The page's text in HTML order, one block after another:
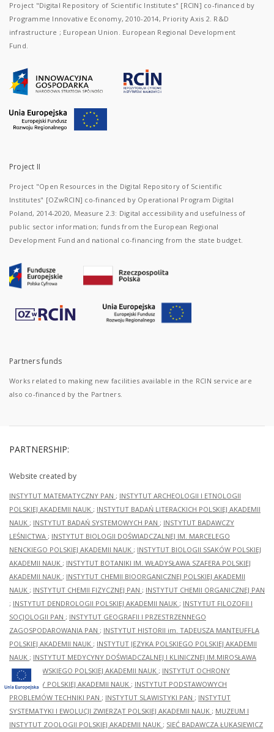
Project "Digital Repository of Scientific Institutes" [RCIN] co-financed by
Programme Innovative Economy, 2010-2014, Priority Axis 2. R&D
infrastructure ; European Union. European Regional Development
Fund.
Project II
Project "Open Resources in the Digital Repository of Scientific
Institutes" [OZwRCIN] co-financed by Operational Program Digital
Poland, 2014-2020, Measure 2.3: Digital accessibility and usefulness of
public sector information; funds from the European Regional
Development Fund and national co-financing from the state budget.
Partners funds
Works related to making new facilities available in the RCIN service are
also co-financed by the Partners.
PARTNERSHIP:
Website created by
INSTYTUT MATEMATYCZNY PAN ; INSTYTUT ARCHEOLOGII I ETNOLOGII
POLSKIEJ AKADEMII NAUK ; INSTYTUT BADAŃ LITERACKICH POLSKIEJ AKADEMII
NAUK ; INSTYTUT BADAŃ SYSTEMOWYCH PAN ; INSTYTUT BADAWCZY
LEŚNICTWA ; INSTYTUT BIOLOGII DOŚWIADCZALNEJ IM. MARCELEGO
NENCKIEGO POLSKIEJ AKADEMII NAUK ; INSTYTUT BIOLOGII SSAKÓW POLSKIEJ
AKADEMII NAUK ; INSTYTUT BOTANIKI IM. WŁADYSŁAWA SZAFERA POLSKIEJ
AKADEMII NAUK ; INSTYTUT CHEMII BIOORGANICZNEJ POLSKIEJ AKADEMII
NAUK ; INSTYTUT CHEMII FIZYCZNEJ PAN ; INSTYTUT CHEMII ORGANICZNEJ PAN
; INSTYTUT DENDROLOGII POLSKIEJ AKADEMII NAUK ; INSTYTUT FILOZOFII I
SOCJOLOGII PAN ; INSTYTUT GEOGRAFII I PRZESTRZENNEGO
ZAGOSPODAROWANIA PAN ; INSTYTUT HISTORII im. TADEUSZA MANTEUFFLA
POLSKIEJ AKADEMII NAUK ; INSTYTUT JĘZYKA POLSKIEGO POLSKIEJ AKADEMII
NAUK ; INSTYTUT MEDYCYNY DOŚWIADCZALNEJ I KLINICZNEJ IM.MIROSŁAWA
MOSSAKOWSKIEGO POLSKIEJ AKADEMII NAUK ; INSTYTUT OCHRONY
PRZYRODY POLSKIEJ AKADEMII NAUK ; INSTYTUT PODSTAWOWYCH
PROBLEMÓW TECHNIKI PAN ; INSTYTUT SLAWISTYKI PAN ; INSTYTUT
SYSTEMATYKI I EWOLUCJI ZWIERZĄT POLSKIEJ AKADEMII NAUK ; MUZEUM I
INSTYTUT ZOOLOGII POLSKIEJ AKADEMII NAUK ; SIEĆ BADAWCZA ŁUKASIEWICZ